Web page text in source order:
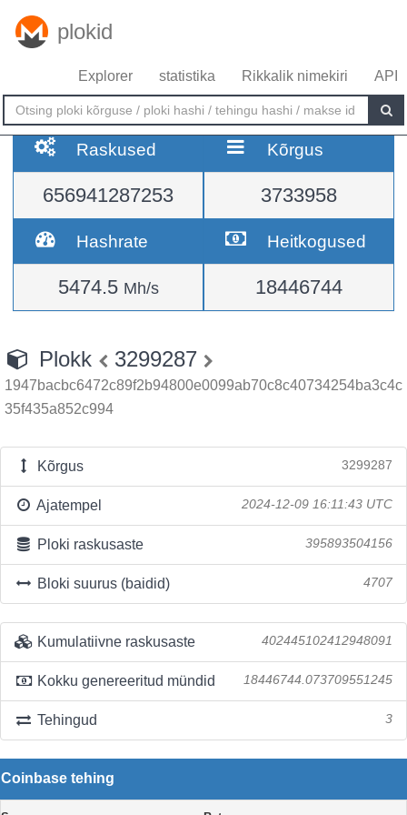
plokid
Explorer statistika Rikkalik nimekiri API
Raskused
656941287253
Kõrgus
3733958
Hashrate
5474.5 Mh/s
Heitkogused
18446744
Plokk 3299287
1947bacbc6472c89f2b94800e0099ab70c8c40734254ba3c4c
35f435a852c994
Kõrgus 3299287
Ajatempel 2024-12-09 16:11:43 UTC
Ploki raskusaste 395893504156
Bloki suurus (baidid) 4707
Kumulatiivne raskusaste 402445102412948091
Kokku genereeritud mündid 18446744.073709551245
Tehingud 3
Coinbase tehing